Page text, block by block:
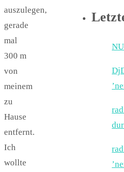
auszulegen,
gerade
mal
300 m
von
meinem
zu
Hause
entfernt.
Ich
wollte